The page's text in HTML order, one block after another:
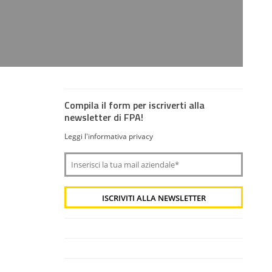
Compila il form per iscriverti alla
newsletter di FPA!
Leggi l'informativa privacy